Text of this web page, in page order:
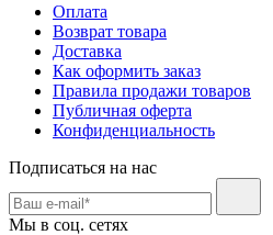
Оплата
Возврат товара
Доставка
Как оформить заказ
Правила продажи товаров
Публичная оферта
Конфиденциальность
Подписаться на нас
Мы в соц. сетях